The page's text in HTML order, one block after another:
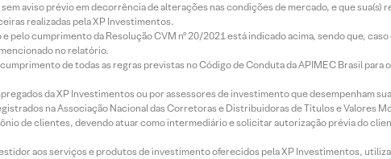
aviso prévio em decorrência de alterações nas condições de mercado, e que
realizadas pela XP Investimentos.
cumprimento da Resolução CVM nº 20/2021 está indicado acima, sendo que,
no relatório.
de todas as regras previstas no Código de Conduta da APIMEC Brasil
da XP Investimentos ou por assessores de investimento que desempenham
na Associação Nacional das Corretoras e Distribuidoras de Títulos e Valores
de clientes, devendo atuar como intermediário e solicitar autorização prévia do
aos serviços e produtos de investimento oferecidos pela XP Investimentos,